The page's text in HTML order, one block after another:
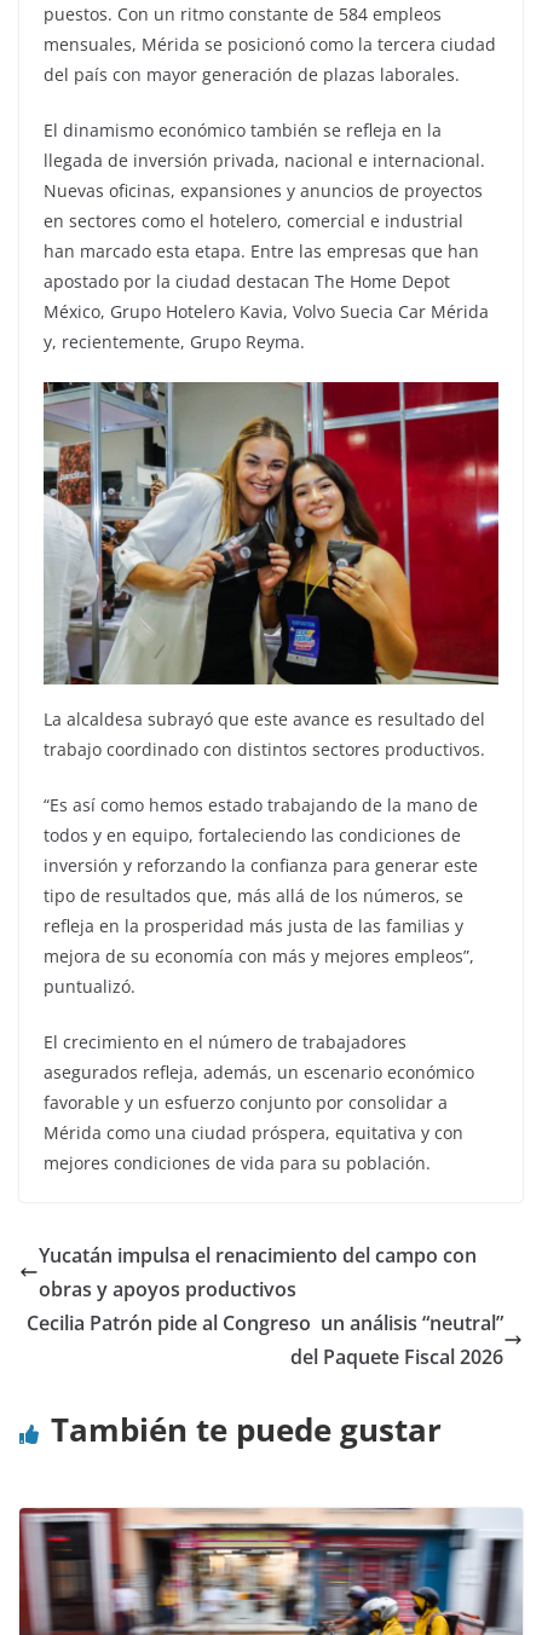
puestos. Con un ritmo constante de 584 empleos
mensuales, Mérida se posicionó como la tercera ciudad
del país con mayor generación de plazas laborales.
El dinamismo económico también se refleja en la
llegada de inversión privada, nacional e internacional.
Nuevas oficinas, expansiones y anuncios de proyectos
en sectores como el hotelero, comercial e industrial
han marcado esta etapa. Entre las empresas que han
apostado por la ciudad destacan The Home Depot
México, Grupo Hotelero Kavia, Volvo Suecia Car Mérida
y, recientemente, Grupo Reyma.
La alcaldesa subrayó que este avance es resultado del
trabajo coordinado con distintos sectores productivos.
“Es así como hemos estado trabajando de la mano de
todos y en equipo, fortaleciendo las condiciones de
inversión y reforzando la confianza para generar este
tipo de resultados que, más allá de los números, se
refleja en la prosperidad más justa de las familias y
mejora de su economía con más y mejores empleos”,
puntualizó.
El crecimiento en el número de trabajadores
asegurados refleja, además, un escenario económico
favorable y un esfuerzo conjunto por consolidar a
Mérida como una ciudad próspera, equitativa y con
mejores condiciones de vida para su población.
Yucatán impulsa el renacimiento del campo con
obras y apoyos productivos
Cecilia Patrón pide al Congreso un análisis “neutral”
del Paquete Fiscal 2026
También te puede gustar